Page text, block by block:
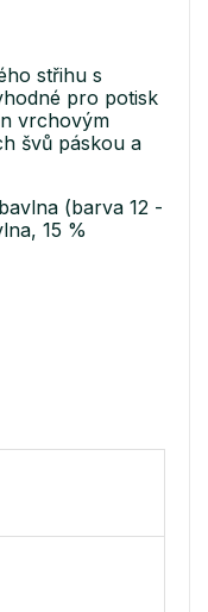
střihu s
pro potisk
vrchovým
švů páskou a
(barva 12 -
15 %